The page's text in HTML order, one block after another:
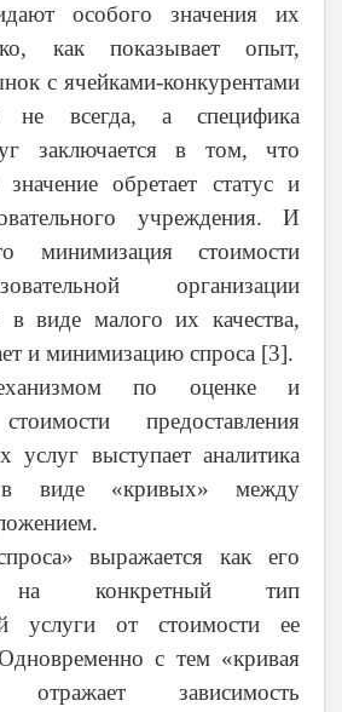
особого значения их
как показывает опыт,
с ячейками-конкурентами
не всегда, а специфика
заключается в том, что
обретает статус и
учреждения. И
минимизация стоимости
организации
в виде малого их качества,
и минимизацию спроса [3].
по оценке и
предоставления
услуг выступает аналитика
в виде «кривых» между
выражается как его
на конкретный тип
услуги от стоимости ее
с тем «кривая
отражает зависимость